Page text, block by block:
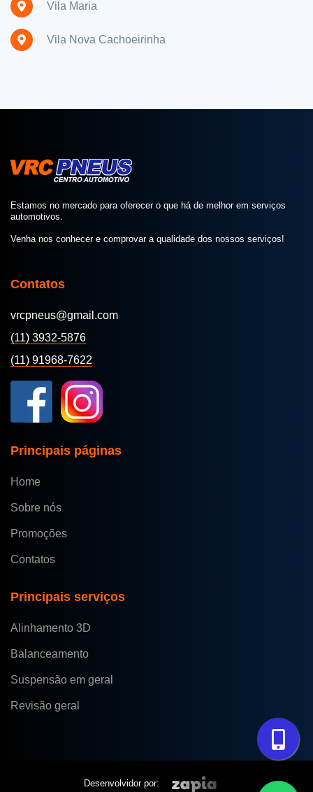
Vila Maria
Vila Nova Cachoeirinha
Estamos no mercado para oferecer o que há de melhor em serviços
automotivos.
Venha nos conhecer e comprovar a qualidade dos nossos serviços!
Contatos
vrcpneus@gmail.com
(11) 3932-5876
(11) 91968-7622
Principais páginas
Home
Sobre nós
Promoções
Contatos
Principais serviços
Alinhamento 3D
Balanceamento
Suspensão em geral
Revisão geral
Desenvolvidor por: